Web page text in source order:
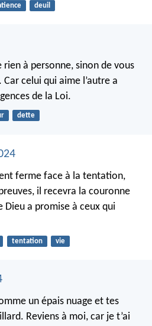
deuil
rien à personne, sinon de vous
celui qui aime l’autre a
de la Loi.
dette
ferme face à la tentation,
il recevra la couronne
Dieu a promise à ceux qui
tentation vie
un épais nuage et tes
Reviens à moi, car je t’ai